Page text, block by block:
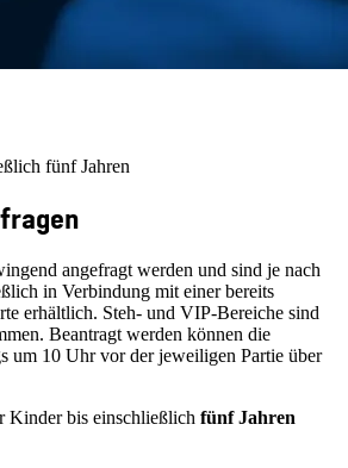
fünf Jahren
angefragt werden und sind je nach
in Verbindung mit einer bereits
erhältlich. Steh- und VIP-Bereiche sind
Beantragt werden können die
um 10 Uhr vor der jeweiligen Partie über
Kinder bis einschließlich fünf Jahren